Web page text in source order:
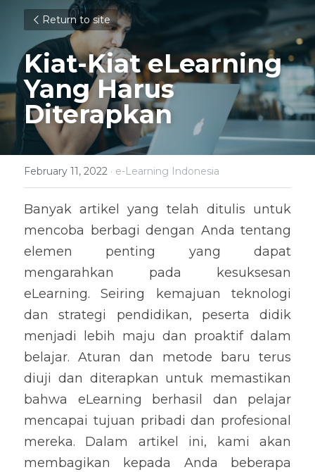
Return to site
Kiat-Kiat eLearning
Yang Harus
Diterapkan
February 11, 2022 · e-Learning Indonesia
Banyak artikel yang telah ditulis untuk
mencoba berbagi dengan Anda tentang
elemen penting yang dapat
mengarahkan pada kesuksesan
eLearning. Seiring kemajuan teknologi
dan strategi pendidikan, peserta didik
menjadi lebih maju dan proaktif dalam
belajar. Aturan dan metode baru terus
diuji dan diterapkan untuk memastikan
bahwa eLearning berhasil dan pelajar
mencapai tujuan pribadi dan profesional
mereka. Dalam artikel ini, kami akan
membagikan kepada Anda beberapa